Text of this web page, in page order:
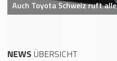
Auch Toyota Schweiz ruft
NEWSÜBERSICHT